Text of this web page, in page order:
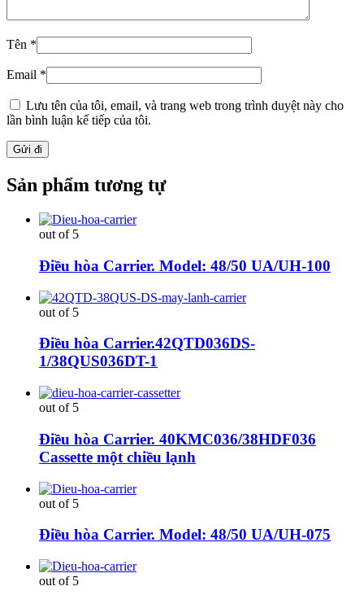
Tên *
Email *
Lưu tên của tôi, email, và trang web trong trình duyệt này cho
lần bình luận kế tiếp của tôi.
Sản phẩm tương tự
out of 5
Điều hòa Carrier. Model: 48/50 UA/UH-100
out of 5
Điều hòa Carrier.42QTD036DS-
1/38QUS036DT-1
out of 5
Điều hòa Carrier. 40KMC036/38HDF036
Cassette một chiều lạnh
out of 5
Điều hòa Carrier. Model: 48/50 UA/UH-075
out of 5